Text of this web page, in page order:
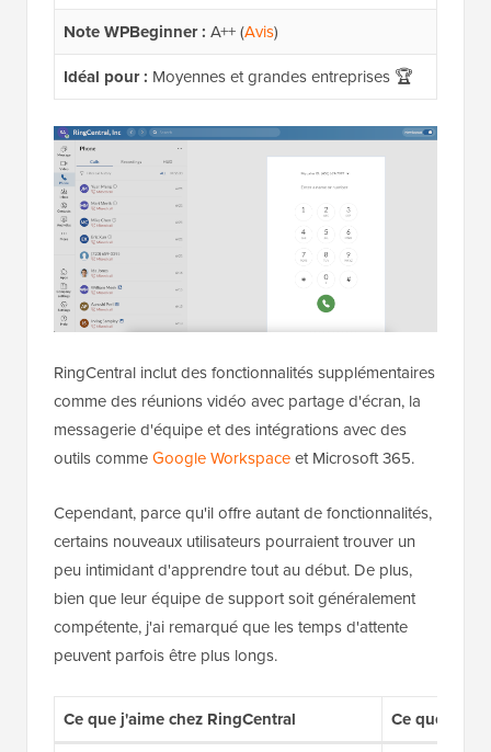
Note WPBeginner : A++ (Avis)
Idéal pour : Moyennes et grandes entreprises 🏆
RingCentral inclut des fonctionnalités supplémentaires
comme des réunions vidéo avec partage d'écran, la
messagerie d'équipe et des intégrations avec des
outils commeGoogle Workspaceet Microsoft 365.
Cependant, parce qu'il offre autant de fonctionnalités,
certains nouveaux utilisateurs pourraient trouver un
peu intimidant d'apprendre tout au début. De plus,
bien que leur équipe de support soit généralement
compétente, j'ai remarqué que les temps d'attente
peuvent parfois être plus longs.
Ce que j'aime chez RingCentral Ce que je